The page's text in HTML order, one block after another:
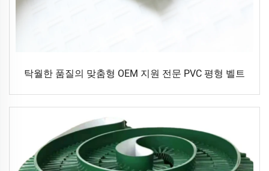
탁월한 품질의 맞춤형 OEM 지원 전문 PVC 평형 벨트